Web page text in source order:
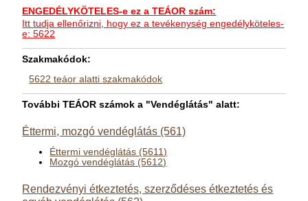
ENGEDÉLYKÖTELES-e ez a TEÁOR szám:
Itt tudja ellenőrizni, hogy ez a tevékenység engedélyköteles-
e: 5622
Szakmakódok:
5622 teáor alatti szakmakódok
További TEÁOR számok a "Vendéglátás" alatt:
Éttermi, mozgó vendéglátás (561)
Éttermi vendéglátás (5611)
Mozgó vendéglátás (5612)
Rendezvényi étkeztetés, szerződéses étkeztetés és